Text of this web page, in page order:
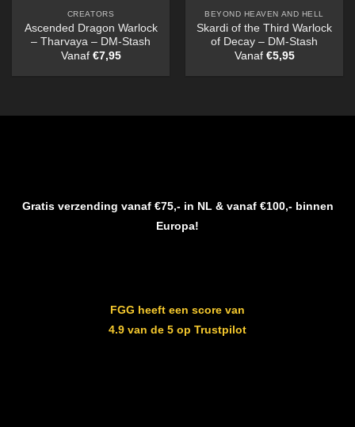
CREATORS
Ascended Dragon Warlock
– Tharvaya – DM-Stash
Vanaf €7,95
BEYOND HEAVEN AND HELL
Skardi of the Third Warlock
of Decay – DM-Stash
Vanaf €5,95
Gratis verzending vanaf €75,- in NL & vanaf €100,- binnen
Europa!
FGG heeft een score van
4.9 van de 5 op Trustpilot